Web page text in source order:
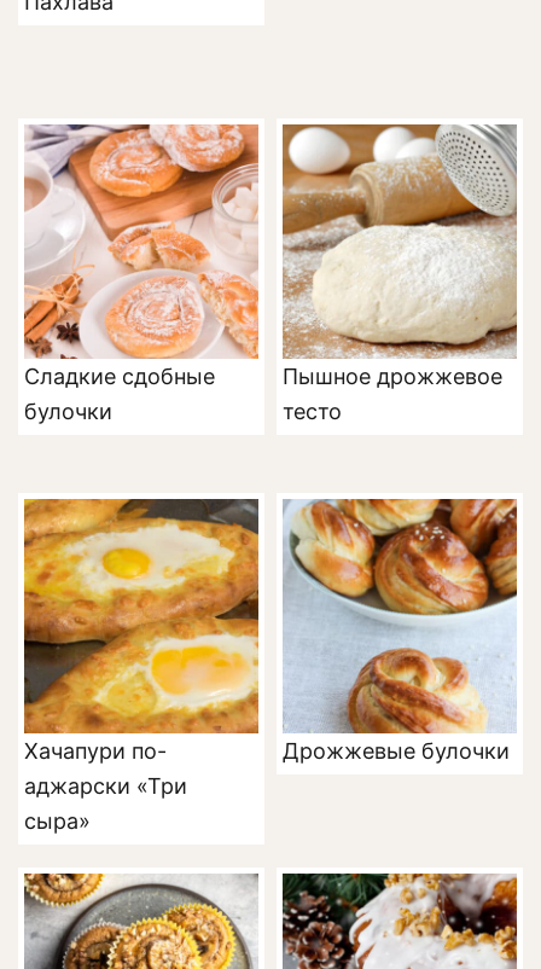
Сладкие сдобные
булочки
Пышное дрожжевое
тесто
Хачапури по-
аджарски «Три
сыра»
Дрожжевые булочки